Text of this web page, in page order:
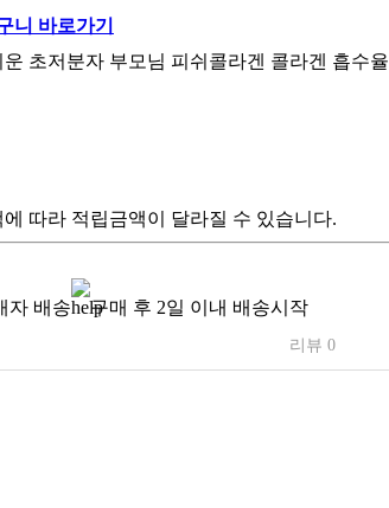
초저분자 부모님 피쉬콜라겐 콜라겐 흡수율
따라 적립금액이 달라질 수 있습니다.
자 배송 구매 후 2일 이내 배송시작
리뷰 0